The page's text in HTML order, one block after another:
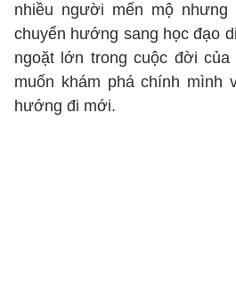
nhiều người mến mộ nhưng
chuyển hướng sang học đạo
ngoặt lớn trong cuộc đời của
muốn khám phá chính mình
hướng đi mới.